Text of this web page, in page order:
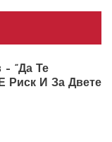
“Да Те
Риск И За Двете